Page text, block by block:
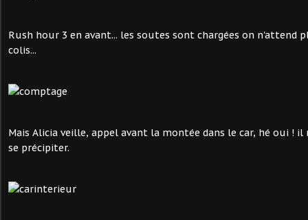
Rush hour 3 en avant... les soutes sont chargées on n'attend
colis...
Mais Alicia veille, appel avant la montée dans le car, hé oui ! il
se précipiter.